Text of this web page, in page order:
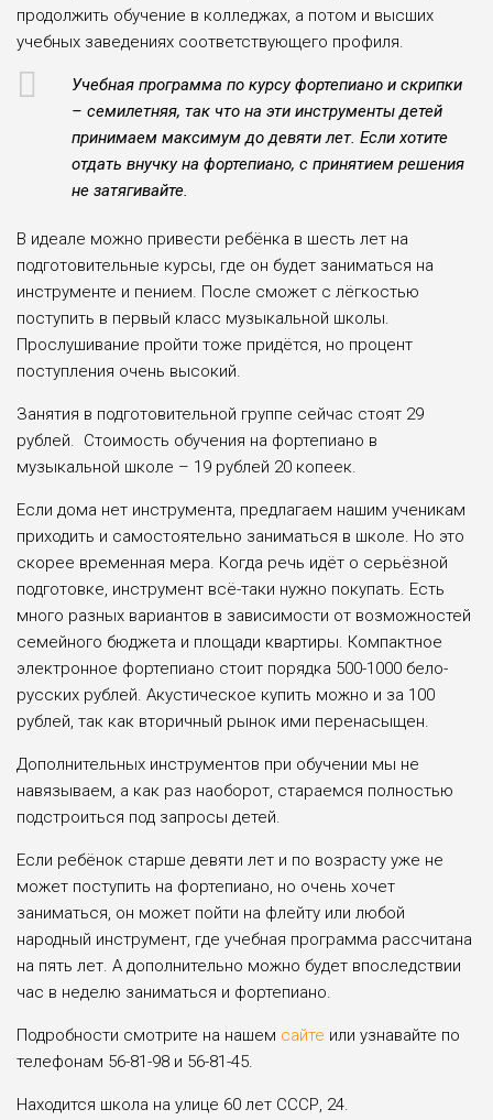
продолжить обучение в колледжах, а потом и выс­ших
учебных заведениях соответствующего профиля.
Учебная программа по курсу фортепиано и скрипки
– семилетняя, так что на эти инструменты детей
принимаем максимум до девяти лет. Если хотите
отдать внучку на фортепиано, с принятием решения
не затягивайте.
В идеале можно привести ребёнка в шесть лет на
подготовитель­ные курсы, где он будет за­ниматься на
инструменте и пением. После сможет с лёгкостью
поступить в первый класс му­зыкальной школы.
Прослушивание пройти тоже придётся, но процент
поступления очень высокий.
Занятия в подготовительной группе сейчас стоят 29
рублей. Стоимость обучения на фортепиано в
музыкальной школе – 19 рублей 20 копеек.
Если дома нет инструмента, предлагаем нашим уче­никам
приходить и самосто­ятельно заниматься в шко­ле. Но это
скорее временная мера. Когда речь идёт о се­рьёзной
подготовке, инстру­мент всё-таки нужно покупать. Есть
много раз­ных вариантов в зависимости от возможностей
семейного бюджета и площади кварти­ры. Компактное
элек­тронное фортепиано стоит порядка 500-1000 бело­
русских рублей. Акустиче­ское купить можно и за 100
рублей, так как вторичный ры­нок ими перенасыщен.
Дополнительных инструментов при обучении мы не
навязываем, а как раз наоборот, стараемся полностью
подстроиться под запросы детей.
Если ребён­ок старше девяти лет и по возрасту уже не
может поступить на фортепиано, но очень хочет
заниматься, он может пойти на флейту или любой
народный ин­струмент, где учебная программа рассчитана
на пять лет. А дополнительно можно будет впоследствии
час в неделю заниматься и фортепиано.
Подробности смотрите на нашем сайте или узнавайте по
телефонам 56-81-98 и 56-81-45.
Находится школа на улице 60 лет СССР, 24.